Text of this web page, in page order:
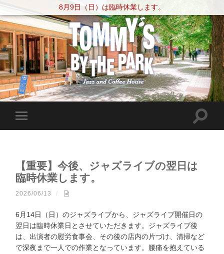
【重要】今後、ジャズライブの翌日は
臨時休業します。
2026/06/13 /
6月14日（日）のジャズライブから、ジャズライブ開催日の
翌日は臨時休業日とさせていただきます。ジャズライブ後
は、出演者の慰労食事会、その後の店内の片づけ、清掃など
で深夜まで一人での作業となっています。腰痛を抱えている
8月9日（日）は臨時休業します。